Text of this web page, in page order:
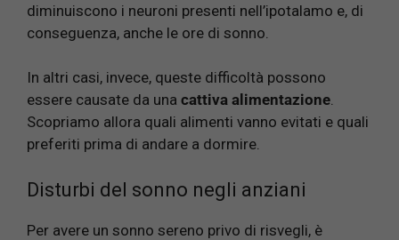
diminuiscono i neuroni presenti nell’ipotalamo e, di
conseguenza, anche le ore di sonno.
In altri casi, invece, queste difficoltà possono
essere causate da una cattiva alimentazione.
Scopriamo allora quali alimenti vanno evitati e quali
preferiti prima di andare a dormire.
Disturbi del sonno negli anziani
Per avere un sonno sereno privo di risvegli, è